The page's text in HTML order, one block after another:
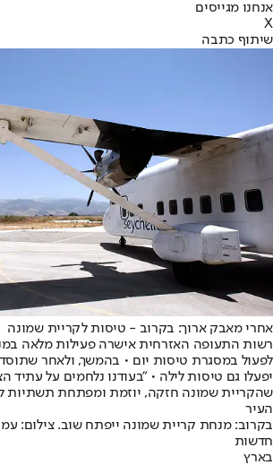
אנחנו מגייסים
X
שיתוף כתבה
אחרי מאבק ארוך: בקרוב - טיסות לקריית שמונה
רשות התעופה האזרחית אישרה פעילות מלאה
לפעול במסגרת טיסות יום • בהמשך, ולאחר
יפעלו גם טיסות לילה • "בעודנו נלחמים על עתיד
שהקריית שמונה חזקה, יוזמת ומפתחת תשתיות
העיר
בקרוב: מנחת קריית שמונה ייפתח שוב. צילום:
חדשות
בארץ